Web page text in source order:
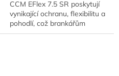
CCM EFlex 7.5 SR poskytují
vynikající ochranu, flexibilitu a
pohodlí, což brankářům
umožňuje rychle se pohybovat